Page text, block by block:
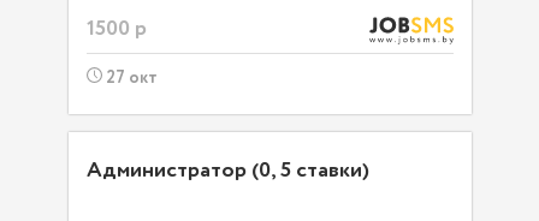
1500 р
27 окт
Администратор (0, 5 ставки)